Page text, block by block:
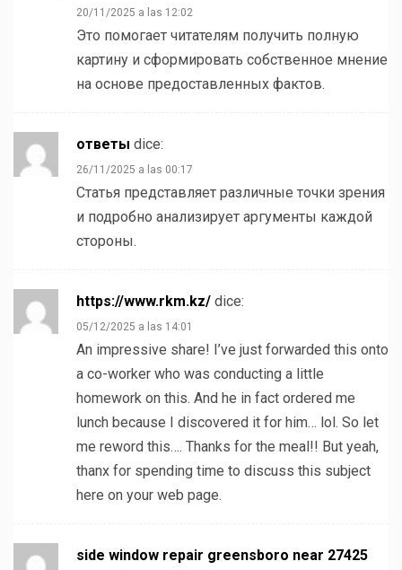
20/11/2025 a las 12:02
Это помогает читателям получить полную
картину и сформировать собственное мнение
на основе предоставленных фактов.
ответы dice:
26/11/2025 a las 00:17
Статья представляет различные точки зрения
и подробно анализирует аргументы каждой
стороны.
https://www.rkm.kz/ dice:
05/12/2025 a las 14:01
An impressive share! I’ve just forwarded this onto
a co-worker who was conducting a little
homework on this. And he in fact ordered me
lunch because I discovered it for him… lol. So let
me reword this…. Thanks for the meal!! But yeah,
thanx for spending time to discuss this subject
here on your web page.
side window repair greensboro near 27425